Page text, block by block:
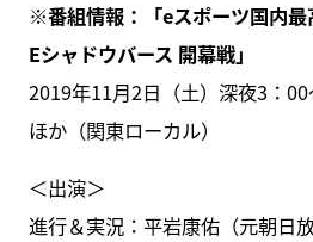
※番組情報：「eスポーツ国内最
Eシャドウバース 開幕戦」
2019年11月2日（土）深夜3：
ほか（関東ローカル）
＜出演＞
進行＆実況：平岩康佑（元朝日